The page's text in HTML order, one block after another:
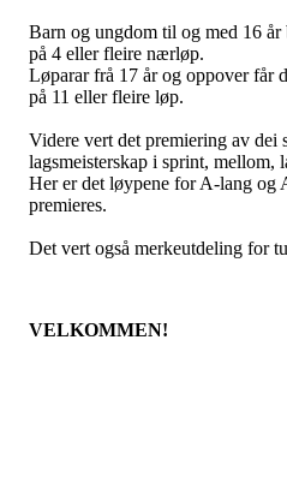
Barn og ungdom til og med 16
på 4 eller fleire nærløp.
Løparar frå 17 år og oppover får
på 11 eller fleire løp.
Videre vert det premiering av dei
lagsmeisterskap i sprint, mellom,
Her er det løypene for A-lang og
premieres.
Det vert også merkeutdeling for
VELKOMMEN!